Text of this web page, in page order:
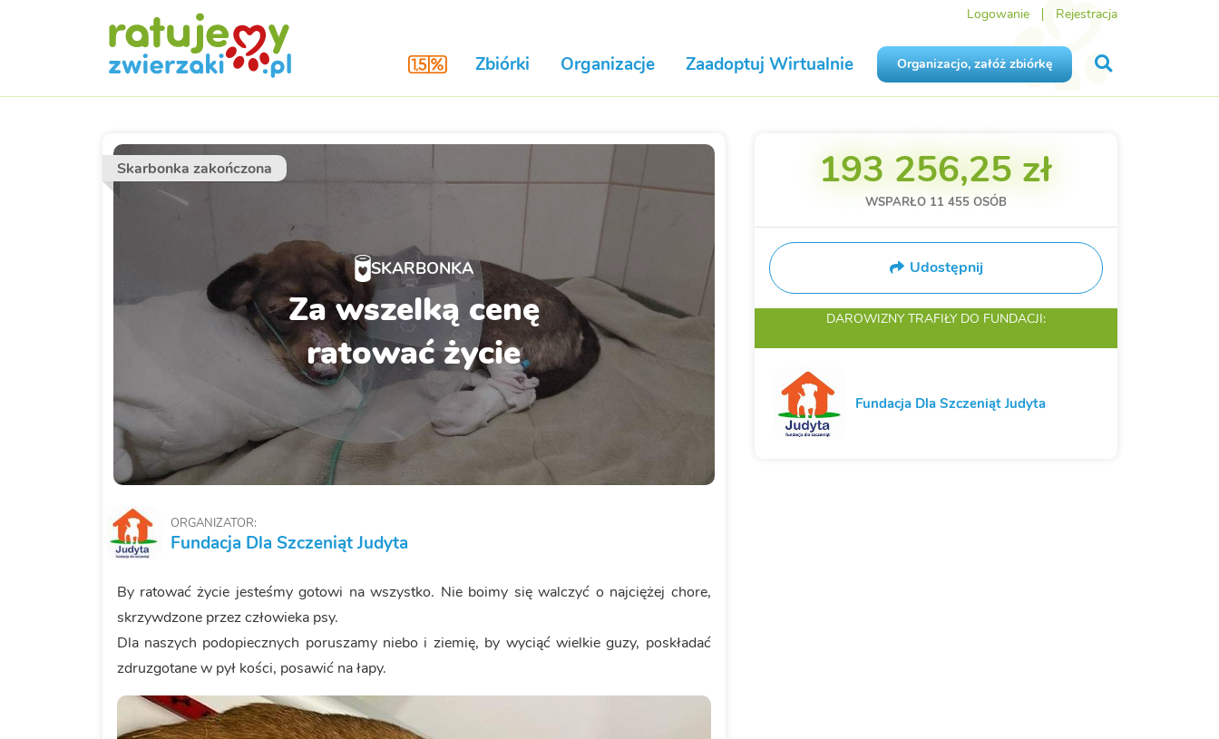
Logowanie Rejestracja
Zbiórki Organizacje Zaadoptuj Wirtualnie Organizacjo, załóż zbiórkę
Skarbonka zakończona
SKARBONKA
Za wszelką cenę
ratować życie
ORGANIZATOR:
Fundacja Dla Szczeniąt Judyta
By ratować życie jesteśmy gotowi na wszystko. Nie boimy się walczyć o najciężej chore,
skrzywdzone przez człowieka psy.
Dla naszych podopiecznych poruszamy niebo i ziemię, by wyciąć wielkie guzy, poskładać
zdruzgotane w pył kości, posawić na łapy.
193 256,25 zł
WSPARŁO 11 455OSÓB
Udostępnij
DAROWIZNY TRAFIŁY DO FUNDACJI:
Fundacja Dla Szczeniąt Judyta